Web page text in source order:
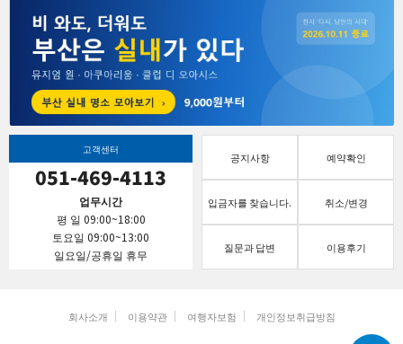
고객센터
051-469-4113
업무시간
평 일 09:00~18:00
토요일 09:00~13:00
일요일/공휴일 휴무
공지사항 예약확인
입금자를 찾습니다. 취소/변경
질문과 답변 이용후기
회사소개 이용약관 여행자보험 개인정보취급방침